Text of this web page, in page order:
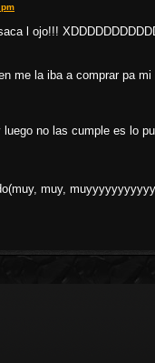
l ojo!!!
me la iba a comprar pa
no las cumple es lo
muy,